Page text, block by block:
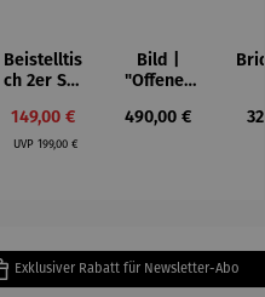
Beistelltis
ch 2er Set
Verkaufspreis:
149,00 €
UVP Regulärer Preis:
199,00 €
Bild |
"Offenes
Collioure"
Regulärer Preis:
490,00 €
Exklusiver Rabatt für Newsletter-Abo